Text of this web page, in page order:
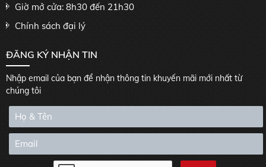
Giờ mở cửa: 8h30 đến 21h30
Chính sách đại lý
ĐĂNG KÝ NHẬN TIN
Nhập email của bạn để nhận thông tin khuyến mãi mới nhất từ
chúng tôi